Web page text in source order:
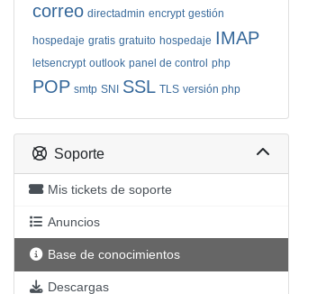
correo directadmin encrypt gestión
hospedaje gratis gratuito hospedaje IMAP
letsencrypt outlook panel de control php
POP smtp SNI SSL TLS versión php
Soporte
Mis tickets de soporte
Anuncios
Base de conocimientos
Descargas